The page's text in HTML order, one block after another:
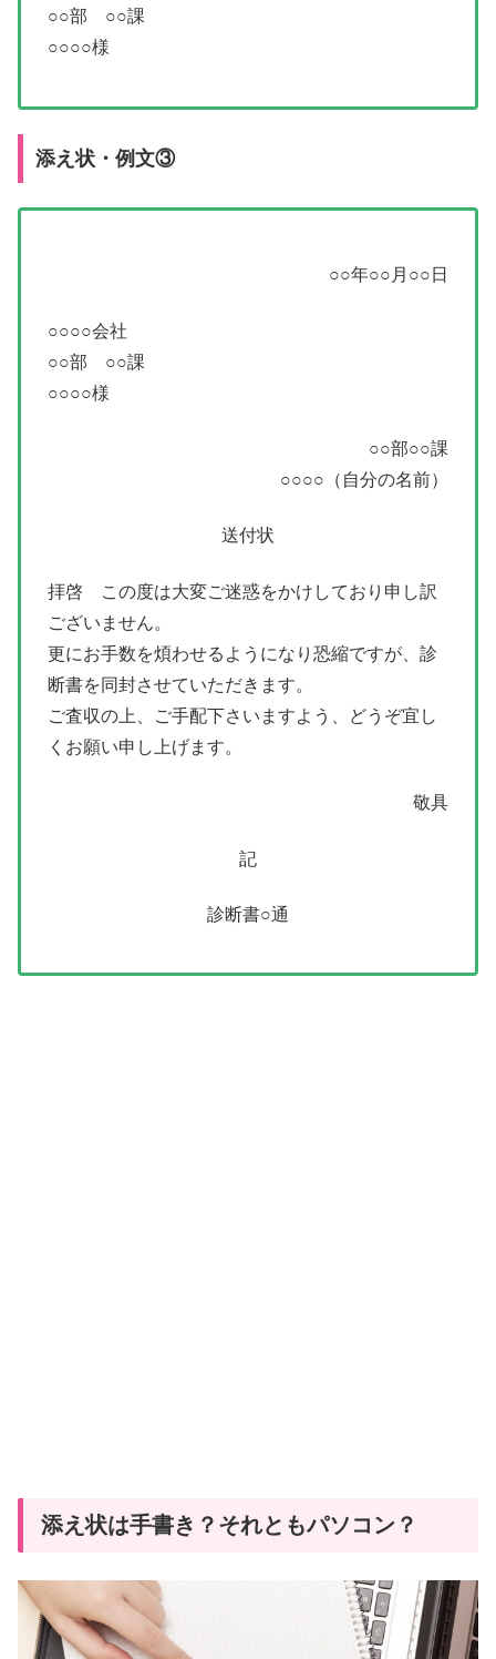
○○部 ○○課
○○○○様
添え状・例文③
○○年○○月○○日
○○○○会社
○○部 ○○課
○○○○様
○○部○○課
○○○○（自分の名前）
送付状
拝啓 この度は大変ご迷惑をかけしており申し訳
ございません。
更にお手数を煩わせるようになり恐縮ですが、診
断書を同封させていただきます。
ご査収の上、ご手配下さいますよう、どうぞ宜し
くお願い申し上げます。
敬具
記
診断書○通
添え状は手書き？それともパソコン？